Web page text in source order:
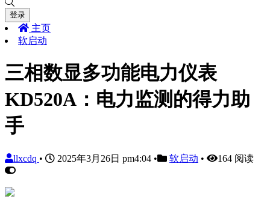
登录
主页
软启动
三相数显多功能电力仪表
KD520A：电力监测的得力助
手
llxcdq • 2025年3月26日 pm4:04 • 软启动 • 164 阅读